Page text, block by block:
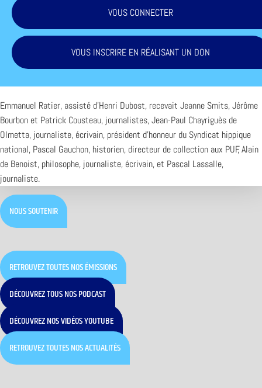
VOUS CONNECTER
VOUS INSCRIRE EN RÉALISANT UN DON
Emmanuel Ratier, assisté d’Henri Dubost, recevait Jeanne Smits, Jérôme
Bourbon et Patrick Cousteau, journalistes, Jean-Paul Chayriguès de
Olmetta, journaliste, écrivain, président d’honneur du Syndicat hippique
national, Pascal Gauchon, historien, directeur de collection aux PUF, Alain
de Benoist, philosophe, journaliste, écrivain, et Pascal Lassalle,
journaliste.
NOUS SOUTENIR
RETROUVEZ TOUTES NOS ÉMISSIONS
DÉCOUVREZ TOUS NOS PODCAST
DÉCOUVREZ NOS VIDÉOS YOUTUBE
RETROUVEZ TOUTES NOS ACTUALITÉS